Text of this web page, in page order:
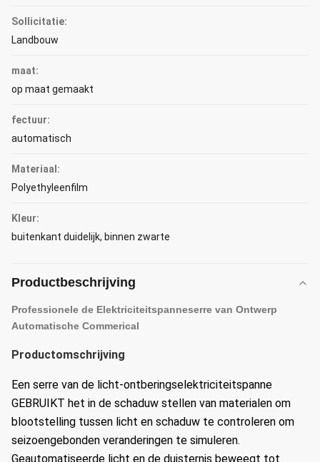
Sollicitatie:
Landbouw
maat:
op maat gemaakt
fectuur:
automatisch
Materiaal:
Polyethyleenfilm
Kleur:
buitenkant duidelijk, binnen zwarte
Productbeschrijving
Professionele de Elektriciteitspanneserre van Ontwerp
Automatische Commerical
Productomschrijving
Een serre van de licht-ontberingselektriciteitspanne
GEBRUIKT het in de schaduw stellen van materialen om
blootstelling tussen licht en schaduw te controleren om
seizoengebonden veranderingen te simuleren.
Geautomatiseerde licht en de duisternis beweegt tot